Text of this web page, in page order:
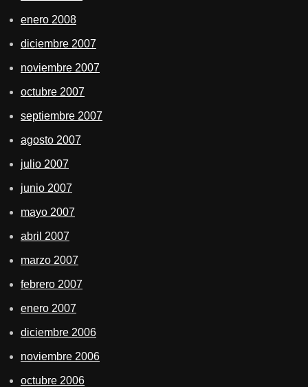
enero 2008
diciembre 2007
noviembre 2007
octubre 2007
septiembre 2007
agosto 2007
julio 2007
junio 2007
mayo 2007
abril 2007
marzo 2007
febrero 2007
enero 2007
diciembre 2006
noviembre 2006
octubre 2006